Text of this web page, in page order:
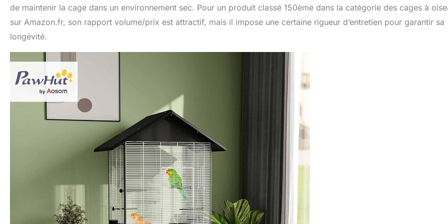
de maintenir la cage dans un environnement sec. Pour un produit classé 150ème dans la catégorie des cages à
sur Amazon.fr, son rapport volume/prix est attractif, mais il impose une certaine rigueur d’entretien pour garantir sa
longévité.